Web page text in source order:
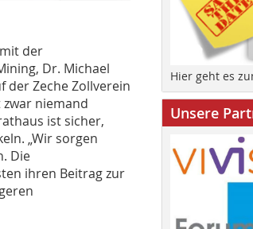
der
Dr. Michael
der Zeche Zollverein
niemand
ist sicher,
„Wir sorgen
Die
ihren Beitrag zur
Hier geht es
Unsere